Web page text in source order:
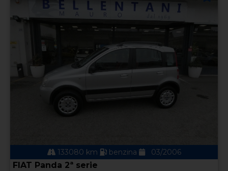
133080 km benzina 03/2006
FIAT Panda 2ª serie